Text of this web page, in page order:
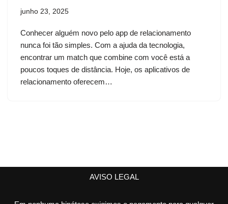
junho 23, 2025
Conhecer alguém novo pelo app de relacionamento
nunca foi tão simples. Com a ajuda da tecnologia,
encontrar um match que combine com você está a
poucos toques de distância. Hoje, os aplicativos de
relacionamento oferecem…
AVISO LEGAL